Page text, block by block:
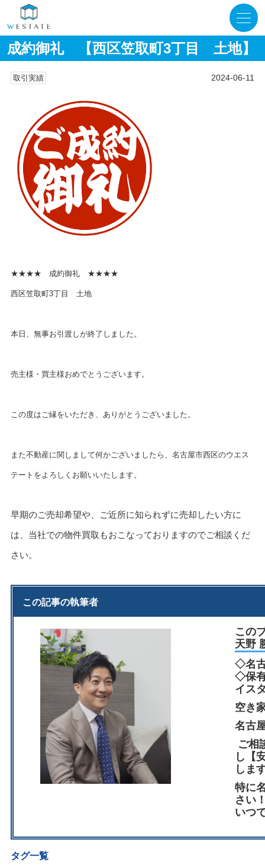
成約御礼 【西区笠取町3丁目 土地】
取引実績 2024-06-11
★★★★ 成約御礼 ★★★★
西区笠取町3丁目 土地
本日、無事お引渡しが終了しました。
売主様・買主様おめでとうございます。
この度はご縁をいただき、ありがとうございました。
また不動産に関しまして何かございましたら、名古屋市西区のウエス
テートをよろしくお願いいたします。
早期のご売却希望や、ご近所に知られずに売却したい方に
は、当社での物件買取もおこなっておりますのでご相談くだ
さい。
この記事の執筆者
この
天野
◇名
◇保
イス
空き
名古
ご相
し【
しま
特に
さい
いつ
タグ一覧